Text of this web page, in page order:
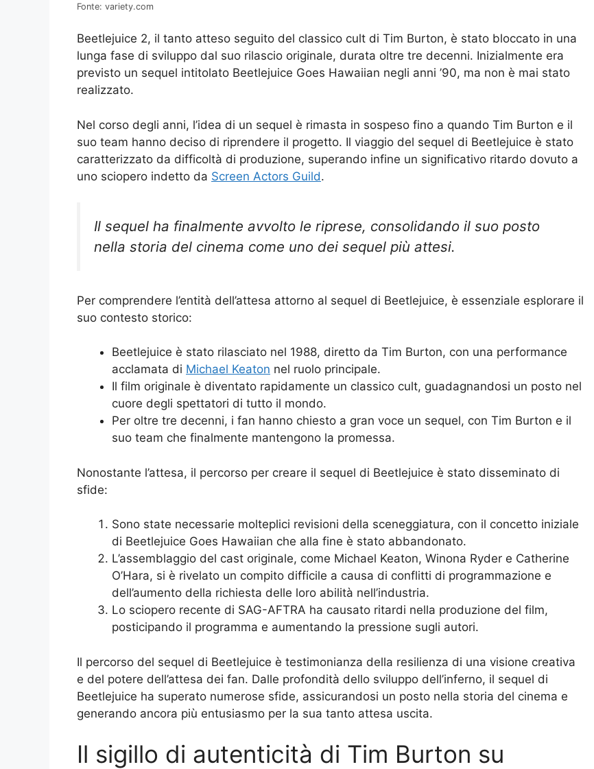
Fonte: variety.com
Beetlejuice 2, il tanto atteso seguito del classico cult di Tim Burton, è stato bloccato in una
lunga fase di sviluppo dal suo rilascio originale, durata oltre tre decenni. Inizialmente era
previsto un sequel intitolato Beetlejuice Goes Hawaiian negli anni ’90, ma non è mai stato
realizzato.
Nel corso degli anni, l’idea di un sequel è rimasta in sospeso fino a quando Tim Burton e il
suo team hanno deciso di riprendere il progetto. Il viaggio del sequel di Beetlejuice è stato
caratterizzato da difficoltà di produzione, superando infine un significativo ritardo dovuto a
uno sciopero indetto da Screen Actors Guild.
Il sequel ha finalmente avvolto le riprese, consolidando il suo posto
nella storia del cinema come uno dei sequel più attesi.
Per comprendere l’entità dell’attesa attorno al sequel di Beetlejuice, è essenziale esplorare il
suo contesto storico:
Beetlejuice è stato rilasciato nel 1988, diretto da Tim Burton, con una performance
acclamata di Michael Keaton nel ruolo principale.
Il film originale è diventato rapidamente un classico cult, guadagnandosi un posto nel
cuore degli spettatori di tutto il mondo.
Per oltre tre decenni, i fan hanno chiesto a gran voce un sequel, con Tim Burton e il
suo team che finalmente mantengono la promessa.
Nonostante l’attesa, il percorso per creare il sequel di Beetlejuice è stato disseminato di
sfide:
Sono state necessarie molteplici revisioni della sceneggiatura, con il concetto iniziale
di Beetlejuice Goes Hawaiian che alla fine è stato abbandonato.
L’assemblaggio del cast originale, come Michael Keaton, Winona Ryder e Catherine
O’Hara, si è rivelato un compito difficile a causa di conflitti di programmazione e
dell’aumento della richiesta delle loro abilità nell’industria.
Lo sciopero recente di SAG-AFTRA ha causato ritardi nella produzione del film,
posticipando il programma e aumentando la pressione sugli autori.
Il percorso del sequel di Beetlejuice è testimonianza della resilienza di una visione creativa
e del potere dell’attesa dei fan. Dalle profondità dello sviluppo dell’inferno, il sequel di
Beetlejuice ha superato numerose sfide, assicurandosi un posto nella storia del cinema e
generando ancora più entusiasmo per la sua tanto attesa uscita.
Il sigillo di autenticità di Tim Burton su